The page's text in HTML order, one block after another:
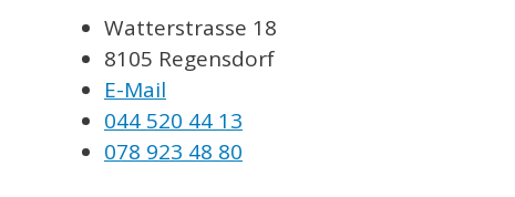
Watterstrasse 18
8105 Regensdorf
E-Mail
044 520 44 13
078 923 48 80